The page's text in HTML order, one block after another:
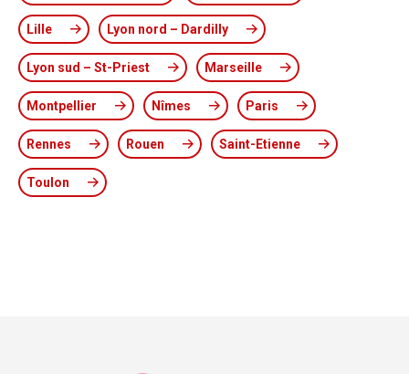
Lille Lyon nord – Dardilly
Lyon sud – St-Priest Marseille
Montpellier Nîmes Paris
Rennes Rouen Saint-Etienne
Toulon